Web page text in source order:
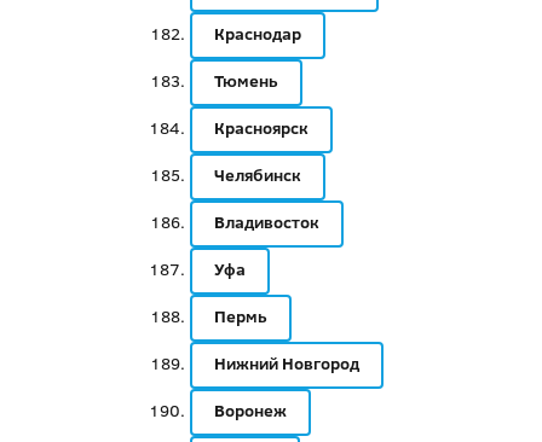
Краснодар
Тюмень
Красноярск
Челябинск
Владивосток
Уфа
Пермь
Нижний Новгород
Воронеж